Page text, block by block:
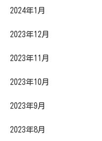
2024年1月
2023年12月
2023年11月
2023年10月
2023年9月
2023年8月